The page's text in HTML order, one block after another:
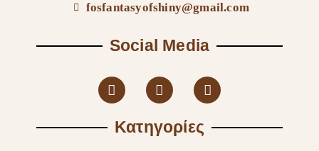
fosfantasyofshiny@gmail.com
Social Media
Κατηγορίες